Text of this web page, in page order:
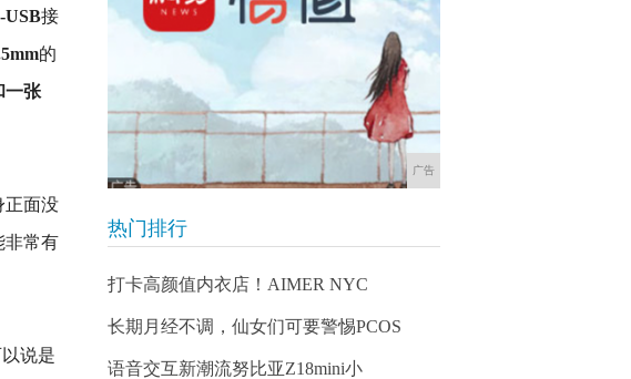
USB接
的
一张
正面没
非常有
说是
广告
热门排行
打卡高颜值内衣店！AIMER NYC
长期月经不调，仙女们可要警惕PCOS
语音交互新潮流努比亚Z18mini小